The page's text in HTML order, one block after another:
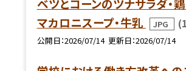
マカロニスープ・牛乳
JPG
公開日 2026/07/14 更新日 2026/07/14